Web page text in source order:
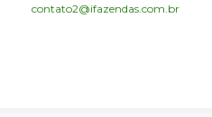
contato2@ifazendas.com.br